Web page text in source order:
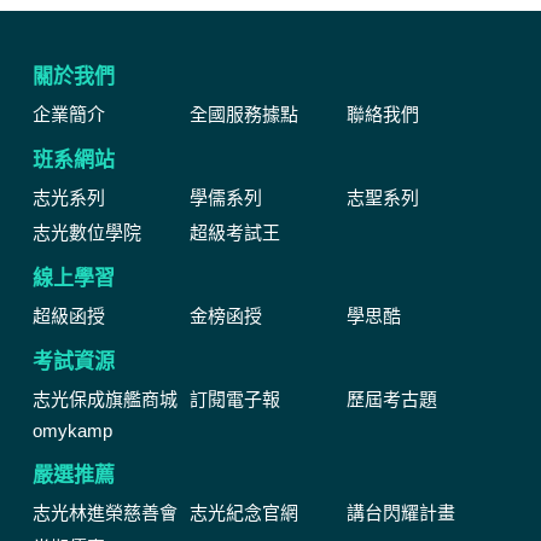
關於我們
企業簡介 全國服務據點 聯絡我們
班系網站
志光系列 學儒系列
志聖系列
志光數位學院
超級考試王
線上學習
超級函授 金榜函授 學思酷
考試資源
志光保成旗艦商城 訂閱電子報
歷屆考古題
omykamp
嚴選推薦
志光林進榮慈善會 志光紀念官網
講台閃耀計畫